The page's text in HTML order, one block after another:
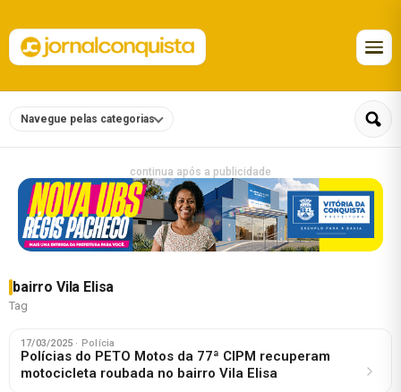
Navegue pelas categorias
continua após a publicidade
bairro Vila Elisa
Tag
17/03/2025 · Polícia
Polícias do PETO Motos da 77ª CIPM recuperam
motocicleta roubada no bairro Vila Elisa